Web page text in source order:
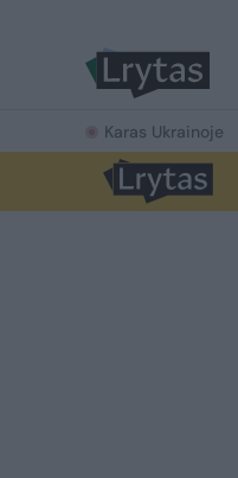
Karas Ukrainoje